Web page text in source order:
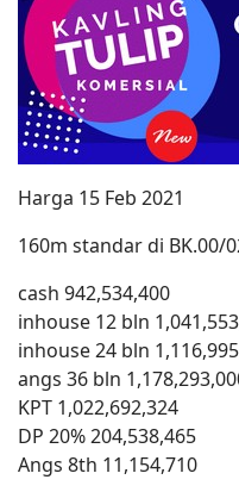
Harga 15 Feb 2021
160m standar di BK.00/
cash 942,534,400
inhouse 12 bln
inhouse 24 bln
angs 36 bln
KPT 1,022,692,324
DP 20% 204,538,465
Angs 8th 11,154,710